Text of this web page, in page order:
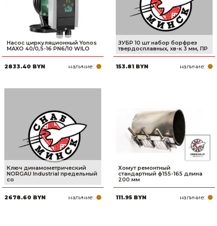
Насос циркуляционный Yonos
MAXO 40/0,5-16 PN6/10 WILO
2833.40 BYN наличие:
ЗУБР 10 шт набор борфрез
твердосплавных, хв-к 3 мм, ПР
153.81 BYN наличие:
Ключ динамометрический
NORGAU Industrial предельный
со
2678.60 BYN наличие:
Хомут ремонтный
стандартный ф155-165 длина
200 мм
111.95 BYN наличие: